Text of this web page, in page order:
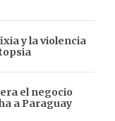
y la violencia
el negocio
a Paraguay